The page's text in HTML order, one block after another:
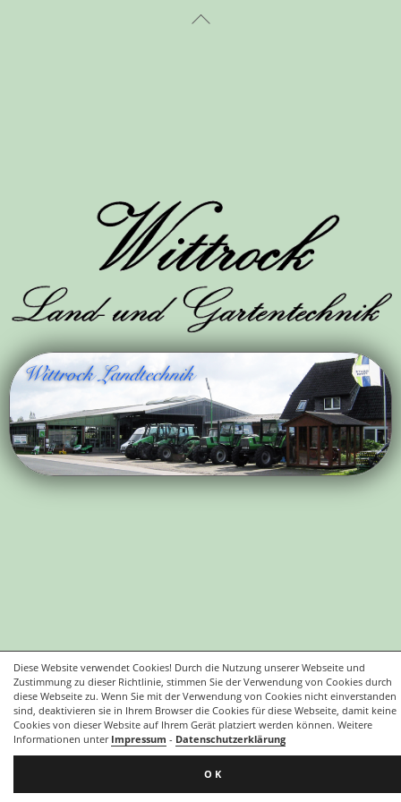
Diese Website verwendet Cookies! Durch die Nutzung unserer Webseite und
Zustimmung zu dieser Richtlinie, stimmen Sie der Verwendung von Cookies durch
diese Webseite zu. Wenn Sie mit der Verwendung von Cookies nicht einverstanden
sind, deaktivieren sie in Ihrem Browser die Cookies für diese Webseite, damit keine
Cookies von dieser Website auf Ihrem Gerät platziert werden können. Weitere
Informationen unter Impressum - Datenschutzerklärung
OK